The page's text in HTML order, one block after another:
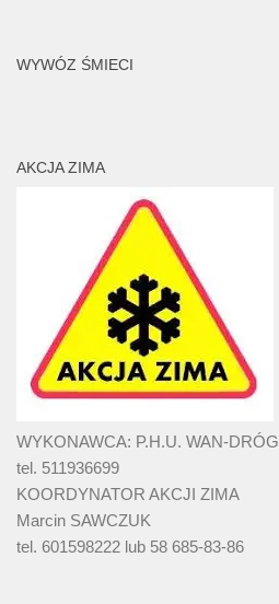
WYWÓZ ŚMIECI
AKCJA ZIMA
WYKONAWCA: P.H.U. WAN-DRÓG
tel. 511936699
KOORDYNATOR AKCJI ZIMA
Marcin SAWCZUK
tel. 601598222 lub 58 685-83-86